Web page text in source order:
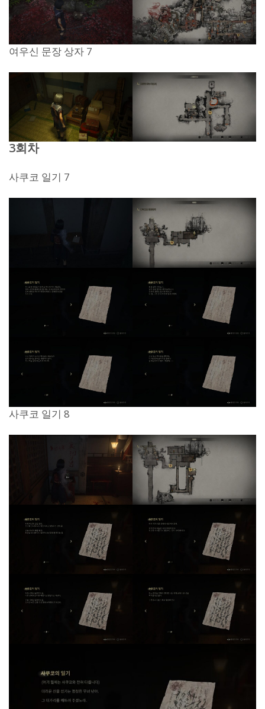
여우신 문장 상자 7
3회차
사쿠코 일기 7
사쿠코 일기 8